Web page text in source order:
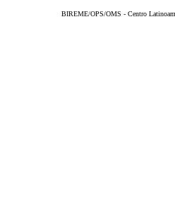
BIREME/OPS/OMS - Centro